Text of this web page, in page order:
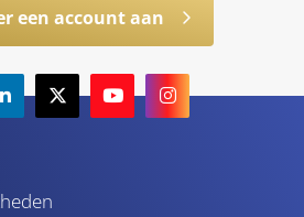
een account aan